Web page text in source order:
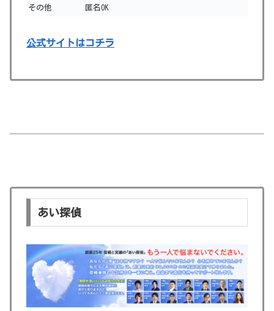
その他 匿名OK
公式サイトはコチラ
あい探偵